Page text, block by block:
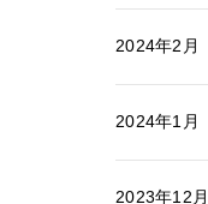
2024年2月
2024年1月
2023年12月